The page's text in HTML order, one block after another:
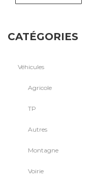
CATÉGORIES
Véhicules
Agricole
TP
Autres
Montagne
Voirie